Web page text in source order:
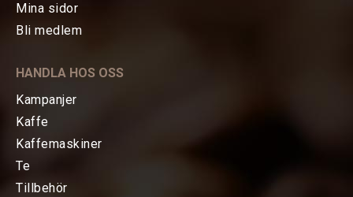
HEM
TE
KAFFEMASKINER
Mina sidor
Bli medlem
HANDLA HOS OSS
Kampanjer
Kaffe
Kaffemaskiner
Te
Tillbehör